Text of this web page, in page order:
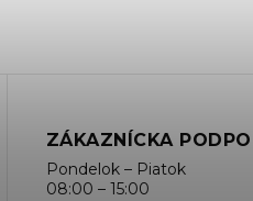
ZÁKAZNÍCKA
Pondelok – Piatok
08:00 – 15:00